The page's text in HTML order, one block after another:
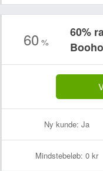
60 %
60%
Ny kunde: Ja
Mindstebeløb: 0 kr
Din e-mailadresse